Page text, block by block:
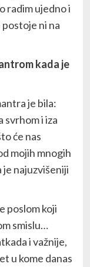
radim ujedno i
ni na
kada je
je bila:
svrhom i iza
će nas
mojih mnogih
je najuzvišeniji
poslom koji
smislu…
i važnije,
u kome danas